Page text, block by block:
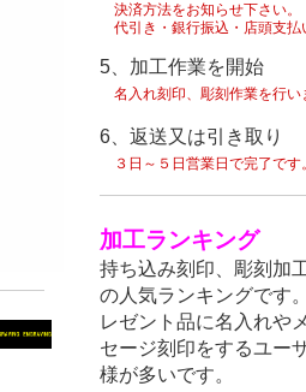
決済方法をお知らせ下さい。
代引き・銀行振込・店頭支払
5、 加工作業を開始
名入れ刻印、彫刻作業を行い
6、 返送又は引き取り
３日～５日営業日で完了です。
加工ランキング
持ち込み刻印、彫刻加
の人気ランキングです
レゼント品に名入れや
セージ刻印をするユー
様が多いです。